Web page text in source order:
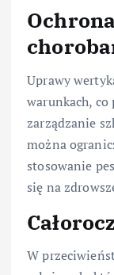
Uprawy
warunkach, co
zarządzanie
można
stosowanie
się na
W